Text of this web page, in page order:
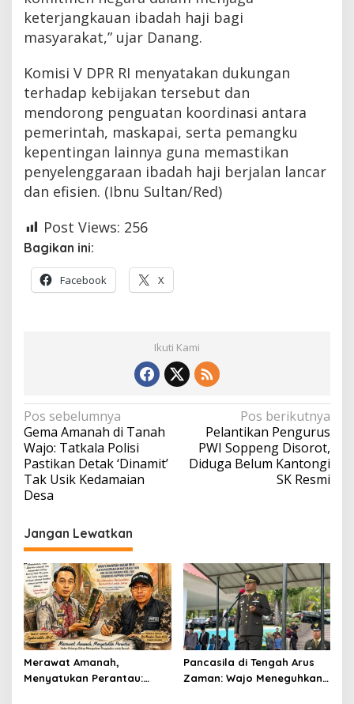
keterjangkauan ibadah haji bagi
masyarakat,” ujar Danang.
Komisi V DPR RI menyatakan dukungan
terhadap kebijakan tersebut dan
mendorong penguatan koordinasi antara
pemerintah, maskapai, serta pemangku
kepentingan lainnya guna memastikan
penyelenggaraan ibadah haji berjalan lancar
dan efisien. (Ibnu Sultan/Red)
Post Views: 256
Bagikan ini:
Facebook X
Ikuti Kami
Navigasi
pos
Pos sebelumnya
Gema Amanah di Tanah
Wajo: Tatkala Polisi
Pastikan Detak ‘Dinamit’
Tak Usik Kedamaian
Desa
Pos berikutnya
Pelantikan Pengurus
PWI Soppeng Disorot,
Diduga Belum Kantongi
SK Resmi
Jangan Lewatkan
Merawat Amanah,
Menyatukan Perantau:
Pancasila di Tengah Arus
Zaman: Wajo Meneguhkan